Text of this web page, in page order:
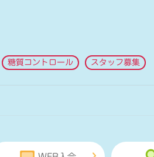
糖質コントロール スタッフ募集